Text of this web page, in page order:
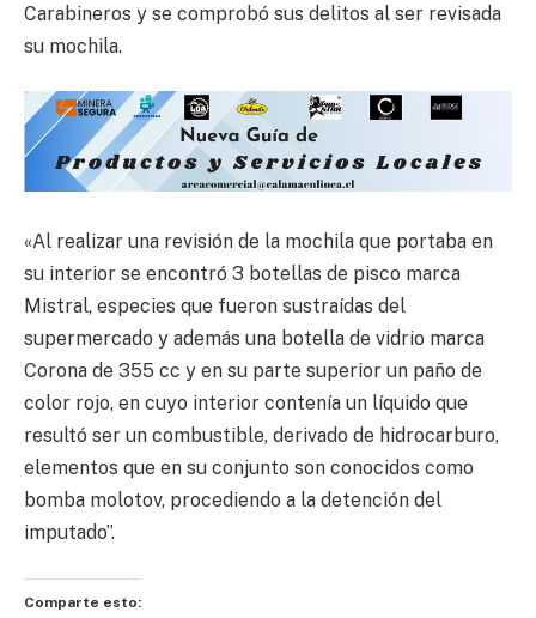
Carabineros y se comprobó sus delitos al ser revisada
su mochila.
«Al realizar una revisión de la mochila que portaba en
su interior se encontró 3 botellas de pisco marca
Mistral, especies que fueron sustraídas del
supermercado y además una botella de vidrio marca
Corona de 355 cc y en su parte superior un paño de
color rojo, en cuyo interior contenía un líquido que
resultó ser un combustible, derivado de hidrocarburo,
elementos que en su conjunto son conocidos como
bomba molotov, procediendo a la detención del
imputado”.
Comparte esto: